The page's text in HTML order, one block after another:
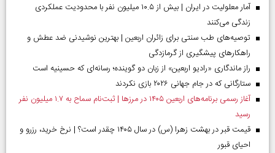
آمار معلولیت در ایران | بیش از ۱۰.۵ میلیون نفر با محدودیت عملکردی
زندگی می‌کنند
توصیه‌های طب سنتی برای زائران اربعین | بهترین نوشیدنی ضد عطش و
راهکارهای پیشگیری از گرمازدگی
راز ماندگاری «رادیو اربعین» از زبان دو گوینده؛ رسانه‌ای که حسینیه است
ستارگانی که در جام جهانی ۲۰۲۶ بازی نکردند
آغاز رسمی برنامه‌های اربعین ۱۴۰۵ در مرز‌ها | ثبت‌نام سماح به ۱.۷ میلیون نفر
رسید
قیمت قبر در بهشت زهرا (س) در سال ۱۴۰۵ چقدر است؟ | نرخ خرید، رزرو و
احیای قبور